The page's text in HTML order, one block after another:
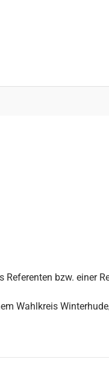
Referenten bzw. einer
Wahlkreis